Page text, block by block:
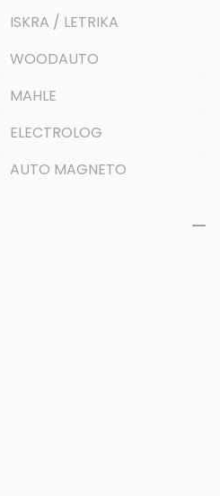
ISKRA / LETRIKA
WOODAUTO
MAHLE
ELECTROLOG
AUTO MAGNETO